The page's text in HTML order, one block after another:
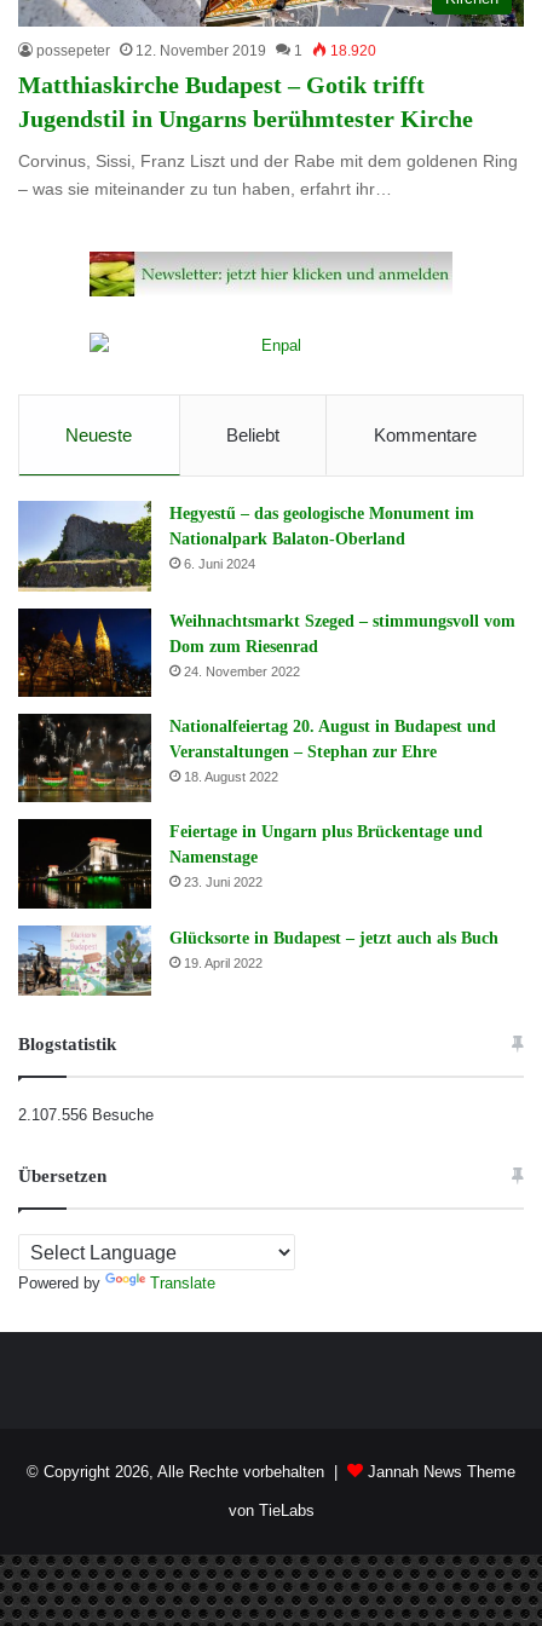
possepeter 12. November 2019 1 18.920
Matthiaskirche Budapest – Gotik trifft
Jugendstil in Ungarns berühmtester Kirche
Corvinus, Sissi, Franz Liszt und der Rabe mit dem goldenen Ring
– was sie miteinander zu tun haben, erfahrt ihr…
Neueste Beliebt Kommentare
Hegyestű – das geologische Monument im
Nationalpark Balaton-Oberland
6. Juni 2024
Weihnachtsmarkt Szeged – stimmungsvoll vom
Dom zum Riesenrad
24. November 2022
Nationalfeiertag 20. August in Budapest und
Veranstaltungen – Stephan zur Ehre
18. August 2022
Feiertage in Ungarn plus Brückentage und
Namenstage
23. Juni 2022
Glücksorte in Budapest – jetzt auch als Buch
19. April 2022
Blogstatistik
2.107.556 Besuche
Übersetzen
Powered by Translate
© Copyright 2026, Alle Rechte vorbehalten | Jannah News Theme
von TieLabs